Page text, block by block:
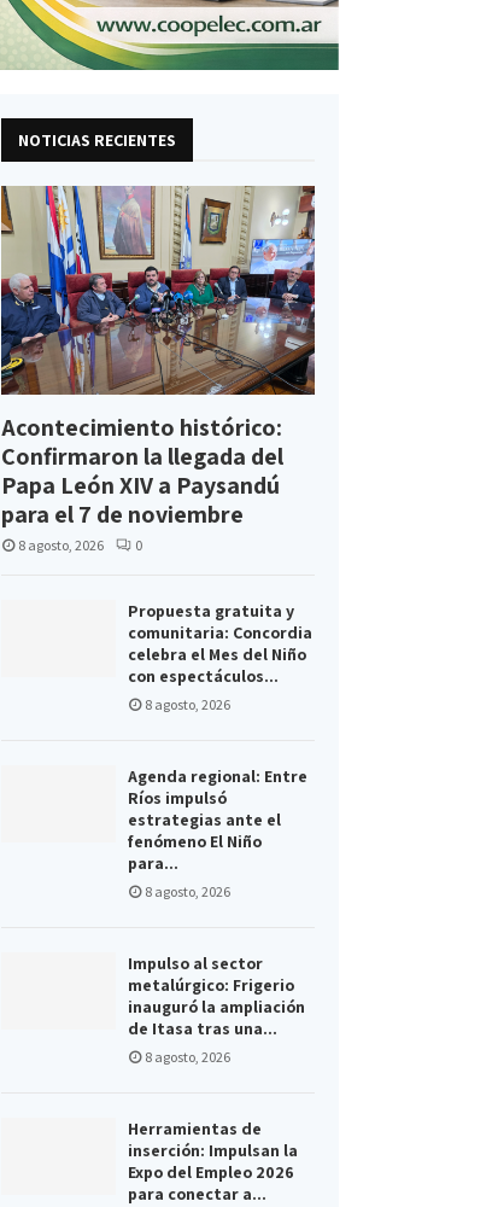
NOTICIAS RECIENTES
Acontecimiento histórico:
Confirmaron la llegada del
Papa León XIV a Paysandú
para el 7 de noviembre
8 agosto, 2026 0
Propuesta gratuita y
comunitaria: Concordia
celebra el Mes del Niño
con espectáculos...
8 agosto, 2026
Agenda regional: Entre
Ríos impulsó
estrategias ante el
fenómeno El Niño
para...
8 agosto, 2026
Impulso al sector
metalúrgico: Frigerio
inauguró la ampliación
de Itasa tras una...
8 agosto, 2026
Herramientas de
inserción: Impulsan la
Expo del Empleo 2026
para conectar a...